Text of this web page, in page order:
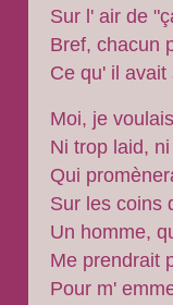
Sur l' air de
Bref, chacun
Ce qu' il avait
Moi, je
Ni trop laid,
Qui
Sur les coins
Un homme,
Me prendrait
Pour m'